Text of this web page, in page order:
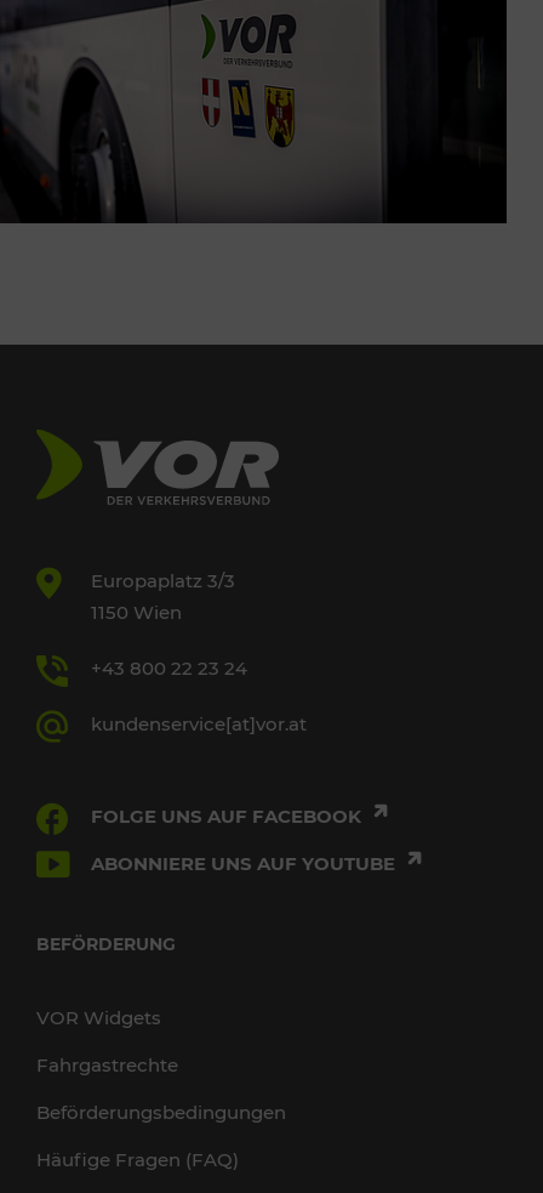
Europaplatz 3/3
1150 Wien
+43 800 22 23 24
kundenservice[at]vor.at
FOLGE UNS AUF FACEBOOK
ABONNIERE UNS AUF YOUTUBE
BEFÖRDERUNG
VOR Widgets
Fahrgastrechte
Beförderungsbedingungen
Häufige Fragen (FAQ)